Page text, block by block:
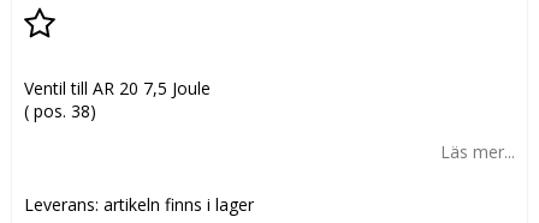
Ventil till AR 20 7,5 Joule
( pos. 38)
Läs mer...
Leverans: artikeln finns i lager